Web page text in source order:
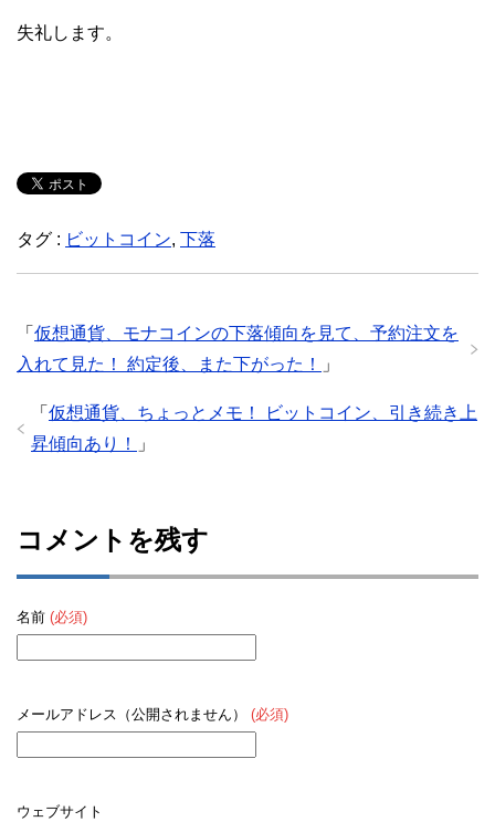
失礼します。
タグ : ビットコイン, 下落
「 仮想通貨、モナコインの下落傾向を見て、予約注文を
入れて見た！ 約定後、また下がった！
」
「 仮想通貨、ちょっとメモ！ ビットコイン、引き続き上
昇傾向あり！
」
コメントを残す
名前 (必須)
メールアドレス（公開されません） (必須)
ウェブサイト